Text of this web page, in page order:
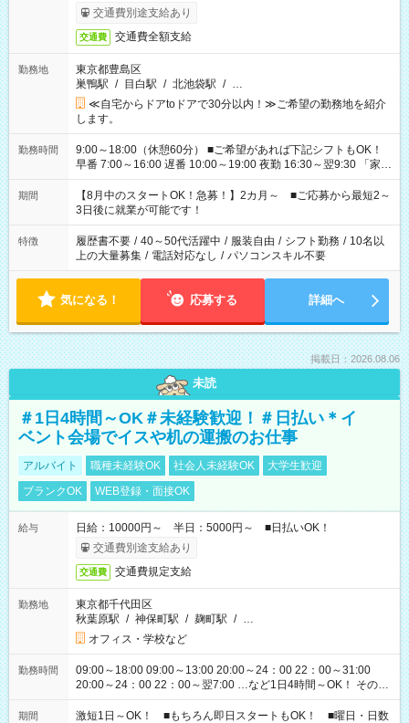
交通費別途支給あり
交通費 交通費全額支給
勤務地
東京都豊島区
巣鴨駅 / 目白駅 / 北池袋駅 / …
≪自宅からドアtoドアで30分以内！≫ご希望の勤務地を紹介
します。
勤務時間
9:00～18:00（休憩60分） ■ご希望があれば下記シフトもOK！
早番 7:00～16:00 遅番 10:00～19:00 夜勤 16:30～翌9:30 「家族
と休みを合わせたい」 「余裕を持って夕飯の準備がしたい」
「できれば残業はしたくない」 など、ご希望を教えてください
ね。 ※Wワーク希望の方へ 今ご覧のお仕事で希望する勤務時間
と、もう1つのお仕事の勤務時間。 合計で週40時間を超える場
合は応募できません。
期間
【8月中のスタートOK！急募！】2カ月～ ■ご応募から最短2～
3日後に就業が可能です！
特徴 履歴書不要 / 40～50代活躍中 / 服装自由 / シフト勤務 / 10名以
上の大量募集 / 電話対応なし / パソコンスキル不要
気になる！ 応募する 詳細へ
掲載日：2026.08.06
未読
＃1日4時間～OK＃未経験歓迎！＃日払い＊イ
ベント会場でイスや机の運搬のお仕事
アルバイト 職種未経験OK 社会人未経験OK
大学生歓迎
ブランクOK
WEB登録・面接OK
給与
日給：10000円～ 半日：5000円～ ■日払いOK！
交通費別途支給あり
交通費 交通費規定支給
勤務地
東京都千代田区
秋葉原駅 / 神保町駅 / 麹町駅 / …
オフィス・学校など
勤務時間
09:00～18:00 09:00～13:00 20:00～24：00 22：00～31:00
20:00～24：00 22：00～翌7:00 …など1日4時間～OK！ その他
シフトもございます！ お気軽にご相談ください！
期間
激短1日～OK！ ■もちろん即日スタートもOK！ ■曜日・日数